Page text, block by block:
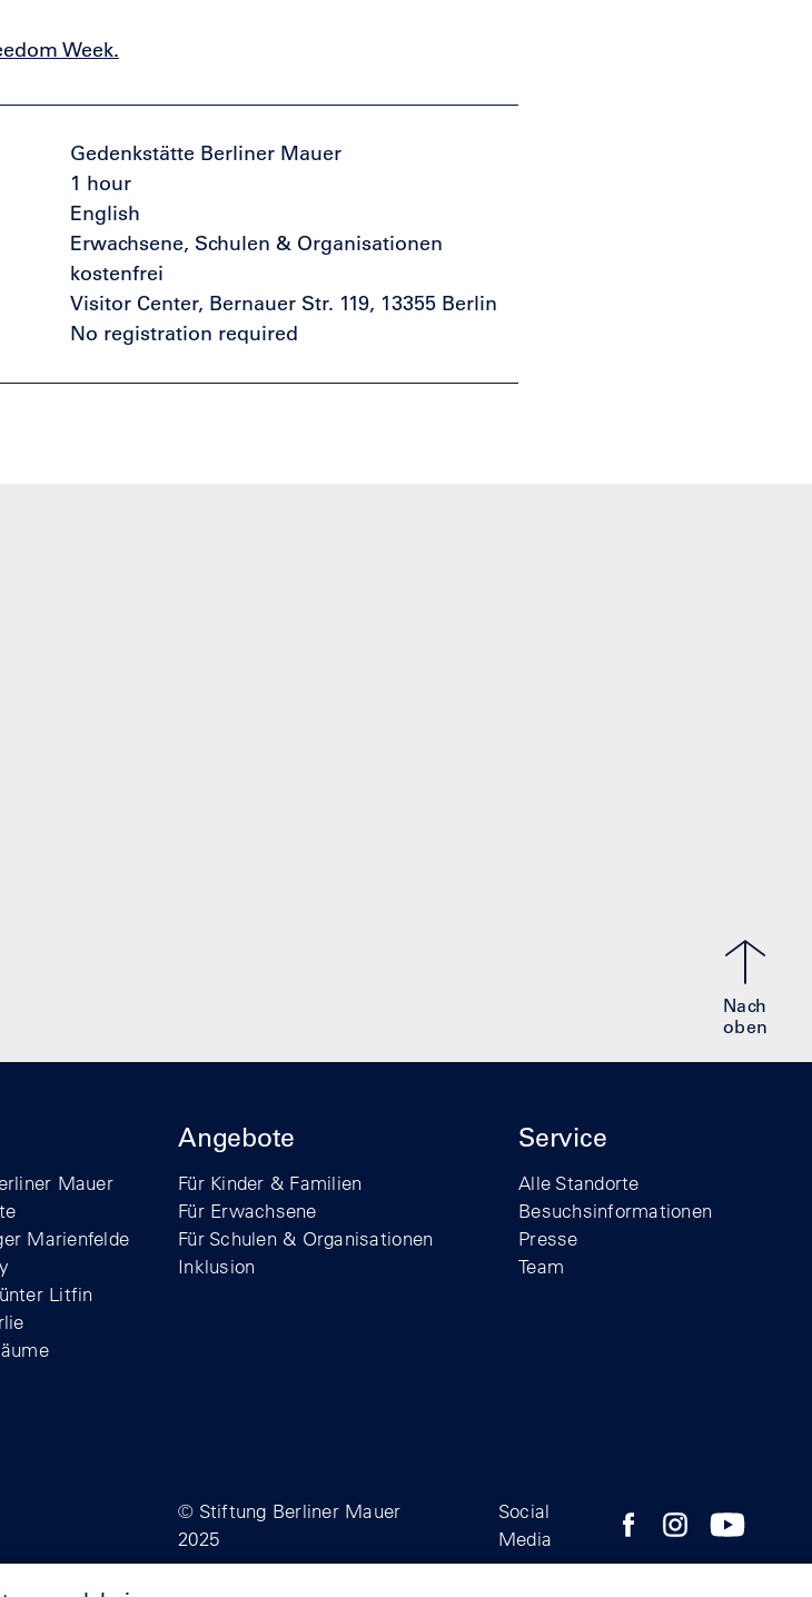
Week.
Gedenkstätte Berliner Mauer
1 hour
English
Erwachsene, Schulen & Organisationen
kostenfrei
Visitor Center, Bernauer Str. 119, 13355 Berlin
No registration required
Nach
oben
Mauer
Marienfelde
Litfin
Angebote
Für Kinder & Familien
Für Erwachsene
Für Schulen & Organisationen
Inklusion
Service
Alle Standorte
Besuchsinformationen
Presse
Team
© Stiftung Berliner Mauer
2025
Social
Media
Zum Facebook-Profil
Zum Instagram-
Zum